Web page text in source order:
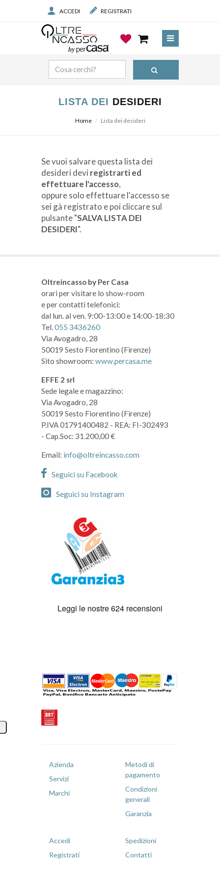
ACCEDI REGISTRATI
LISTA DEI DESIDERI
Home Lista dei desideri
Prodotto
Prezzo
Se vuoi salvare questa lista dei
desideri devi registrarti ed
effettuare l'accesso,
oppure solo effettuare l'accesso se
sei gà registrato e poi cliccare sul
pulsante "SALVA LISTA DEI
DESIDERI".
Oltreincasso by Per Casa
orari per visitare lo show-room
e per contatti telefonici:
dal lun. al ven. 9:00-13:00 e 14:00-18:30
Tel.055 3436260
Via Avogadro, 28
50019 Sesto Fiorentino (Firenze)
Sito showroom: www.percasa.me
EFFE 2 srl
Sede legale e magazzino:
Via Avogadro, 28
50019 Sesto Fiorentino (Firenze)
P.IVA 01791400482 - REA: FI-302493
- Cap.Soc: 31.200,00 €
Email: info@oltreincasso.com
Seguici su Facebook
Seguici su Instagram
Azienda
Servizi
Marchi
Metodi di
pagamento
Condizioni
generali
Garanzia
Accedi
Registrati
Spedizioni
Contatti